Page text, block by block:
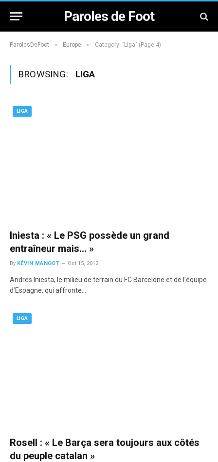
Paroles de Foot
ParolesDeFoot » Europe » Category: "Liga" (Page 4)
BROWSING: LIGA
LIGA
Iniesta : « Le PSG possède un grand
entraîneur mais… »
By KÉVIN MANGOT Oct 15, 2012
Andres Iniesta, le milieu de terrain du FC Barcelone et de l’équipe
d’Espagne, qui affronte…
LIGA
Rosell : « Le Barça sera toujours aux côtés
du peuple catalan »